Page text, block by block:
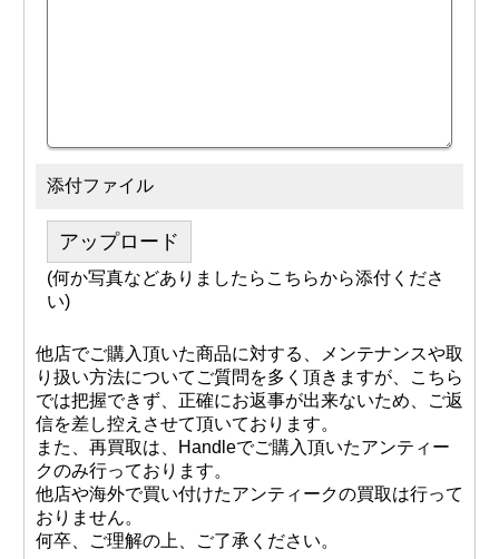
添付ファイル
アップロード
(何か写真などありましたらこちらから添付くださ
い)
他店でご購入頂いた商品に対する、メンテナンスや取
り扱い方法についてご質問を多く頂きますが、こちら
では把握できず、正確にお返事が出来ないため、ご返
信を差し控えさせて頂いております。
また、再買取は、Handleでご購入頂いたアンティー
クのみ行っております。
他店や海外で買い付けたアンティークの買取は行って
おりません。
何卒、ご理解の上、ご了承ください。